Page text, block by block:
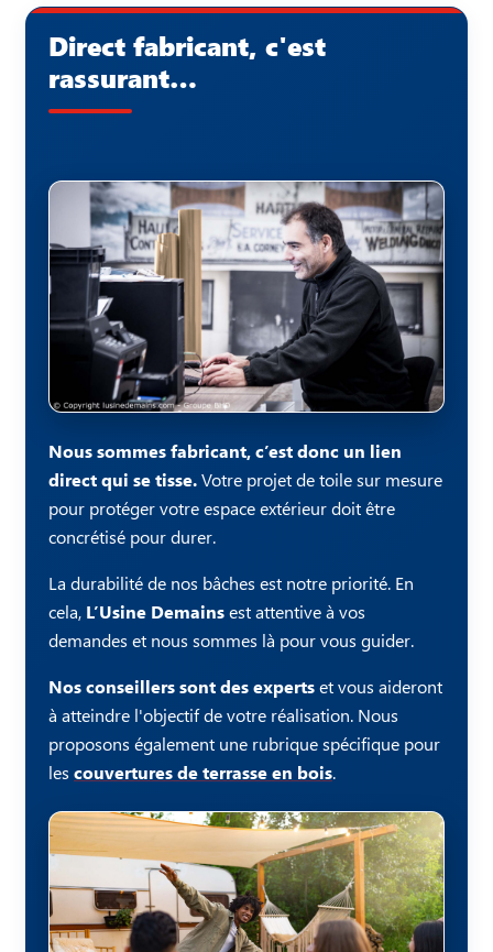
Direct fabricant, c'est
rassurant…
Nous sommes fabricant, c’est donc un lien
direct qui se tisse.Votre projet de toile sur mesure
pour protéger votre espace extérieur doit être
concrétisé pour durer.
La durabilité de nos bâches est notre priorité. En
cela, L’Usine Demainsest attentive à vos
demandes et nous sommes là pour vous guider.
Nos conseillers sont des expertset vous aideront
à atteindre l'objectif de votre réalisation. Nous
proposons également une rubrique spécifique pour
les couvertures de terrasse en bois.